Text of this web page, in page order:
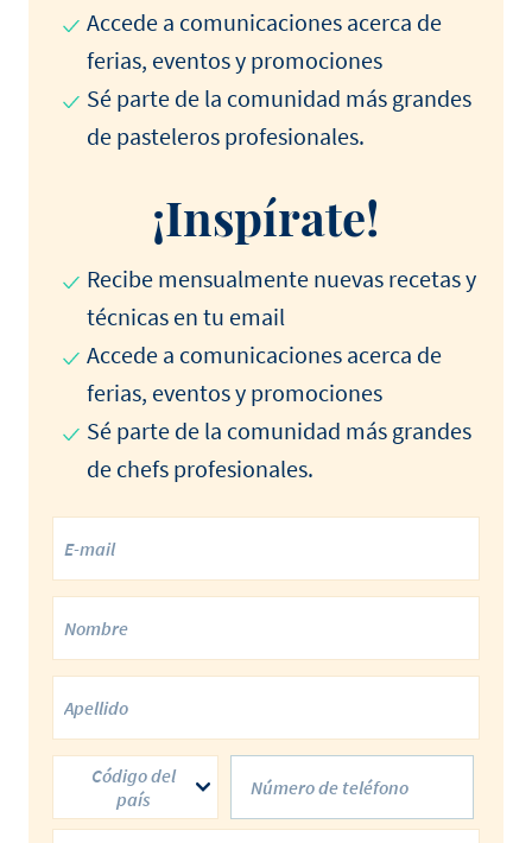
Accede a comunicaciones acerca de
ferias, eventos y promociones
Sé parte de la comunidad más grandes
de pasteleros profesionales.
¡Inspírate!
Recibe mensualmente nuevas recetas y
técnicas en tu email
Accede a comunicaciones acerca de
ferias, eventos y promociones
Sé parte de la comunidad más grandes
de chefs profesionales.
Código del
país